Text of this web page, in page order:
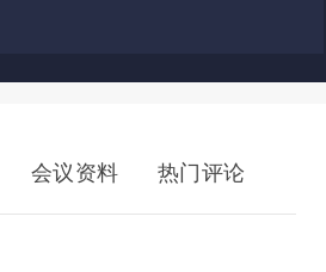
会议资料 热门评论